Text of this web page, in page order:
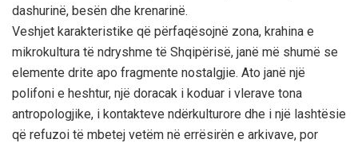
dashurinë, besën dhe krenarinë.
Veshjet karakteristike që përfaqësojnë zona, krahina e
mikrokultura të ndryshme të Shqipërisë, janë më shumë se
elemente drite apo fragmente nostalgjie. Ato janë një
polifoni e heshtur, një doracak i koduar i vlerave tona
antropologjike, i kontakteve ndërkulturore dhe i një lashtësie
që refuzoi të mbetej vetëm në errësirën e arkivave, por